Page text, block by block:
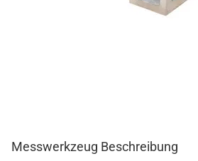
Messwerkzeug Beschreibung